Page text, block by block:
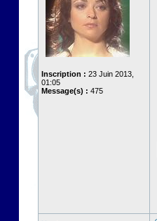
Inscription : 23 Juin 2013,
01:05
Message(s) : 475